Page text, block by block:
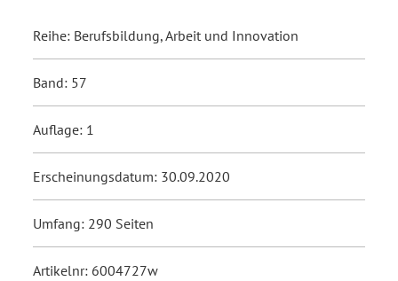
Reihe: Berufsbildung, Arbeit und Innovation
Band: 57
Auflage: 1
Erscheinungsdatum: 30.09.2020
Umfang: 290 Seiten
Artikelnr: 6004727w